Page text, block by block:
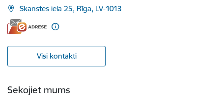
Skanstes iela 25, Rīga, LV-1013
Visi kontakti
Sekojiet mums